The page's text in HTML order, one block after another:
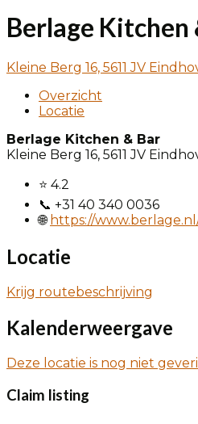
Berlage Kitchen
Kleine Berg 16, 5611 JV
Overzicht
Locatie
Berlage Kitchen & Bar
Kleine Berg 16, 5611 JV
⭐ 4.2
📞 +31 40 340 0036
🌐 https://
Locatie
Krijg routebeschrijving
Kalenderweergave
Deze locatie is nog niet
Claim listing